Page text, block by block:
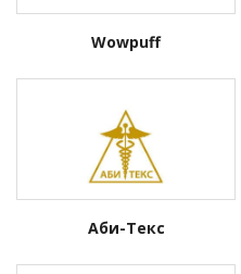
Wowpuff
Аби-Текс